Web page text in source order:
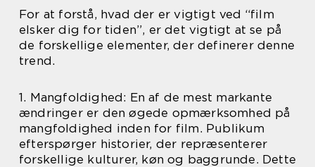
For at forstå, hvad der er vigtigt ved “film
elsker dig for tiden”, er det vigtigt at se på
de forskellige elementer, der definerer denne
trend.
1. Mangfoldighed: En af de mest markante
ændringer er den øgede opmærksomhed på
mangfoldighed inden for film. Publikum
efterspørger historier, der repræsenterer
forskellige kulturer, køn og baggrunde. Dette